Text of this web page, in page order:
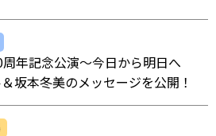
周年記念公演～今日から明日へ
坂本冬美のメッセージを公開！